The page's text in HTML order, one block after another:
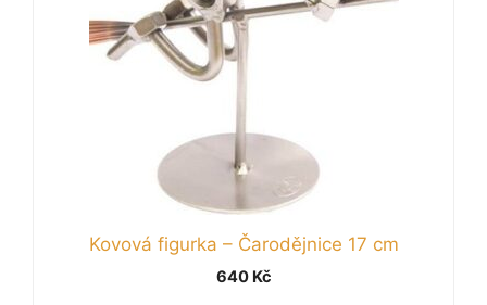
Kovová figurka – Čarodějnice 17 cm
640 Kč